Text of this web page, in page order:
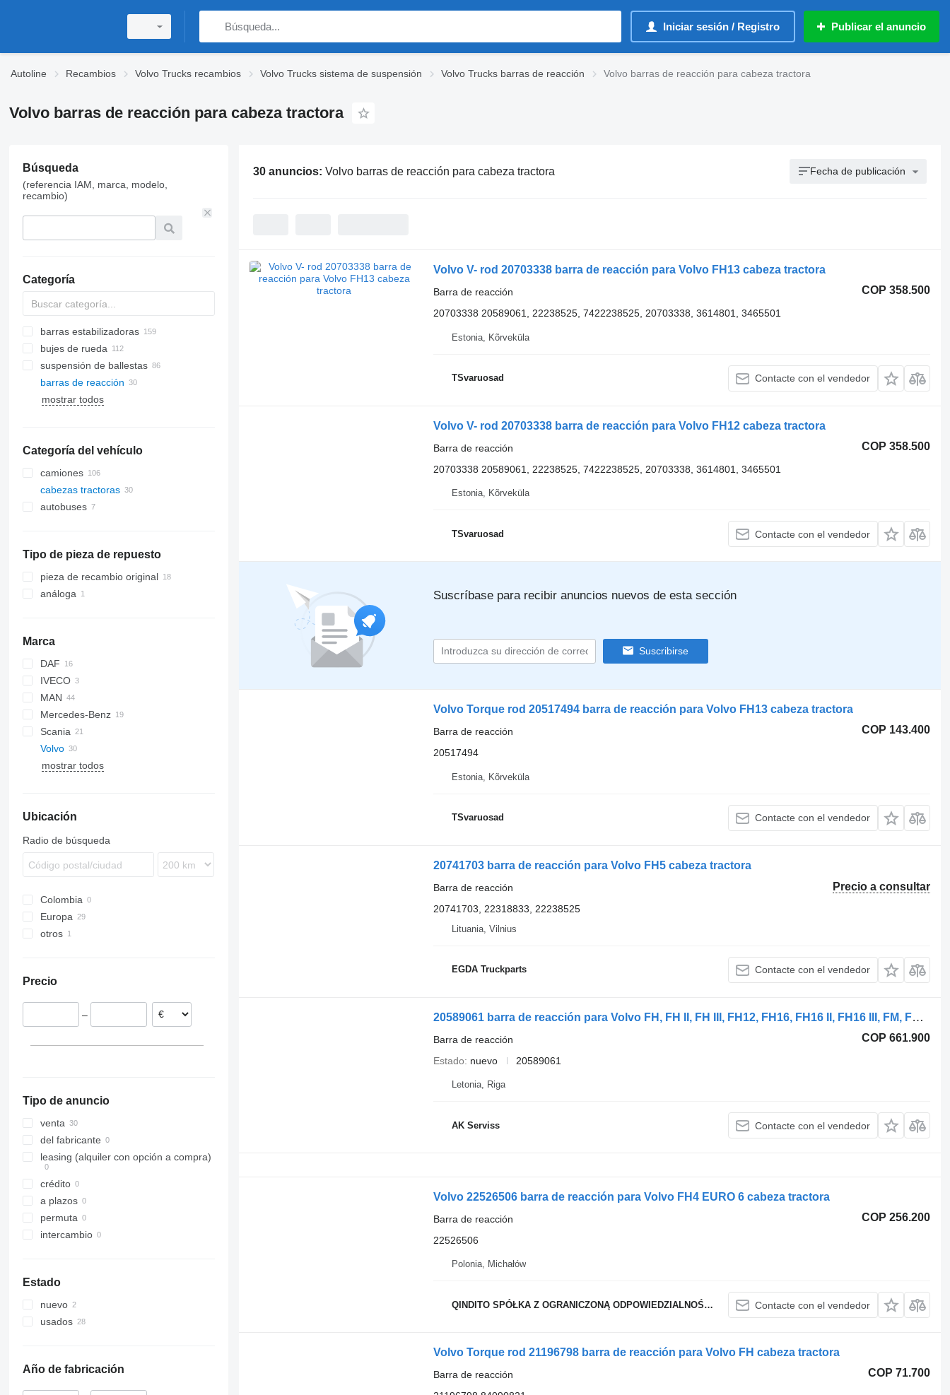
Iniciar sesión / Registro Publicar el anuncio
Autoline Recambios Volvo Trucks recambios Volvo Trucks sistema de suspensión Volvo Trucks barras de reacción Volvo barras de reacción para cabeza tractora
Volvo barras de reacción para cabeza tractora
Búsqueda
(referencia IAM, marca, modelo,
recambio)
Categoría
barras estabilizadoras
bujes de rueda
suspensión de ballestas
barras de reacción
mostrar todos
Categoría del vehículo
camiones
cabezas tractoras
autobuses
Tipo de pieza de repuesto
pieza de recambio original
análoga
Marca
DAF
XF
XG
IVECO
Stralis
Trakker
MAN
TGA
TGL
TGM
TGS
Mercedes-Benz
Actros
Antos
Arocs
Scania
G-series
R-series
Volvo
FH
FH16
FM9
FM12
FM13
VNL
mostrar todos
Ubicación
Radio de búsqueda
Colombia
Europa
Letonia
Bélgica
otros
Precio
–
Tipo de anuncio
venta
del fabricante
leasing (alquiler con opción a compra)
crédito
a plazos
permuta
intercambio
Estado
nuevo
usados
Año de fabricación
30 anuncios: Volvo barras de reacción para cabeza tractora Fecha de publicación
Volvo V- rod 20703338 barra de reacción para Volvo FH13 cabeza tractora
COP 358.500
Barra de reacción
20703338 20589061, 22238525, 7422238525, 20703338, 3614801, 3465501
Estonia, Kõrveküla
TSvaruosad Contacte con el vendedor
Volvo V- rod 20703338 barra de reacción para Volvo FH12 cabeza tractora
COP 358.500
Barra de reacción
20703338 20589061, 22238525, 7422238525, 20703338, 3614801, 3465501
Estonia, Kõrveküla
TSvaruosad Contacte con el vendedor
Suscríbase para recibir anuncios nuevos de esta sección
Suscribirse
Volvo Torque rod 20517494 barra de reacción para Volvo FH13 cabeza tractora
COP 143.400
Barra de reacción
20517494
Estonia, Kõrveküla
TSvaruosad Contacte con el vendedor
20741703 barra de reacción para Volvo FH5 cabeza tractora
Precio a consultar
Barra de reacción
20741703, 22318833, 22238525
Lituania, Vilnius
EGDA Truckparts Contacte con el vendedor
20589061 barra de reacción para Volvo FH, FH II, FH III, FH12, FH16, FH16 II, FH16 III, FM, FM II, FM III, FM12, FM9, FMX, FMX II, FMX III cabeza tractora
COP 661.900
Barra de reacción
Estado
nuevo 20589061
Letonia, Riga
AK Serviss Contacte con el vendedor
Volvo 22526506 barra de reacción para Volvo FH4 EURO 6 cabeza tractora
COP 256.200
Barra de reacción
22526506
Polonia, Michałów
QINDITO SPÓŁKA Z OGRANICZONĄ ODPOWIEDZIALNOŚCIĄ Contacte con el vendedor
Volvo Torque rod 21196798 barra de reacción para Volvo FH cabeza tractora
COP 71.700
Barra de reacción